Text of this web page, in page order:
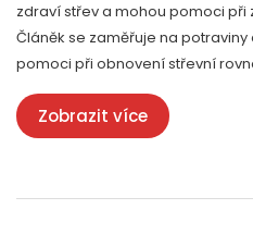
zdraví střev a mohou pomoci
Článěk se zaměřuje na
pomoci při obnovení střevní
triky, jak začlenit probiotika do
Zobrazit více